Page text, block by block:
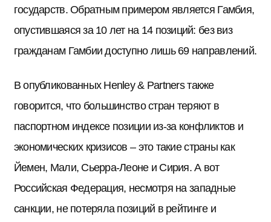
государств. Обратным примером является Гамбия,
опустившаяся за 10 лет на 14 позиций: без виз
гражданам Гамбии доступно лишь 69 направлений.
В опубликованных Henley & Partners также
говорится, что большинство стран теряют в
паспортном индексе позиции из-за конфликтов и
экономических кризисов – это такие страны как
Йемен, Мали, Сьерра-Леоне и Сирия. А вот
Российская Федерация, несмотря на западные
санкции, не потеряла позиций в рейтинге и